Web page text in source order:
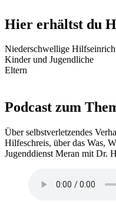
Hier erhältst du
Niederschwellige
Kinder und Jugendliche
Eltern
Podcast zum
Über selbstverletzendes
Hilfeschreis, über das Was,
Jugenddienst Meran mit Dr.